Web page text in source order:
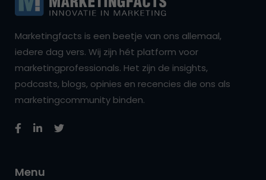
Marketingfacts is een beetje van ons allemaal,
iedere dag vers. Wij zijn hét platform voor
marketingprofessionals. Het zijn de insights,
podcasts, blogs, opinies en recencies die ons als
marketingcommunity binden.
Menu